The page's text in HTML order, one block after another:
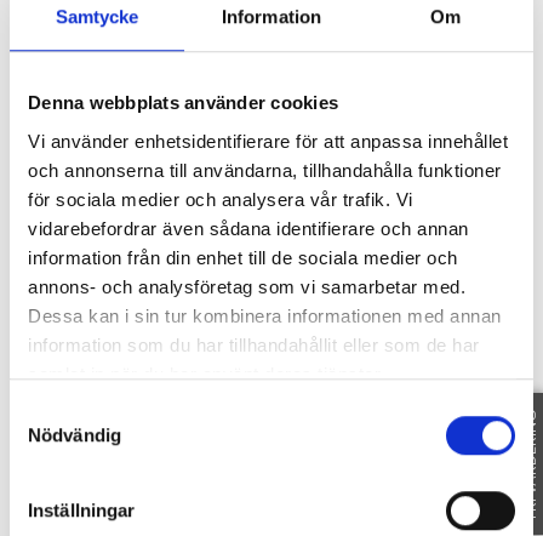
Samtycke Information Om
Denna webbplats använder cookies
Vi använder enhetsidentifierare för att anpassa innehållet
och annonserna till användarna, tillhandahålla funktioner
för sociala medier och analysera vår trafik. Vi
vidarebefordrar även sådana identifierare och annan
information från din enhet till de sociala medier och
annons- och analysföretag som vi samarbetar med.
Dessa kan i sin tur kombinera informationen med annan
information som du har tillhandahållit eller som de har
samlat in när du har använt deras tjänster.
Nödvändig
Inställningar
Beskrivning
Fakta
Karta FRI VÄRDERING